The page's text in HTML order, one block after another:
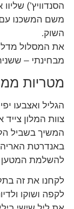
הסנדוויץ’)
משם המשכנו
השוק.
את המסלול
מבחינתי –
מטריות
הגליל ואצבעו
צוות המלון
המשיך בשביל
באנדרטת
להשלמת המטען
לקחנו את זה
לקפה ושוקו